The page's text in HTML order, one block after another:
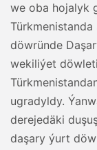
we oba hojalyk
döwründe
wekiliýet
ugradyldy.
derejedäki
daşary ýurt